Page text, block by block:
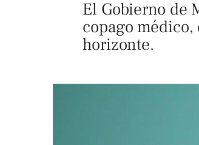
El Gobierno de
copago
horizonte.